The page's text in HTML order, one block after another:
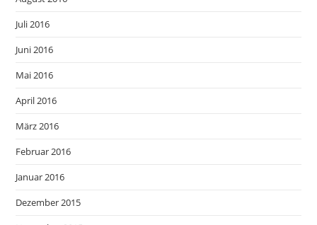
Juli 2016
Juni 2016
Mai 2016
April 2016
März 2016
Februar 2016
Januar 2016
Dezember 2015